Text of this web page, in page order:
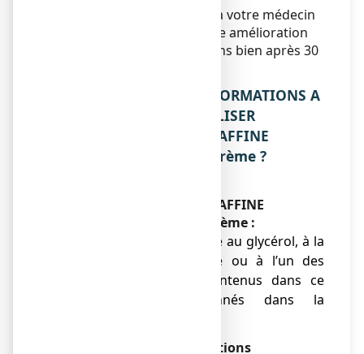
Vous devez vous adresser à votre médecin
si vous ne ressentez aucune amélioration
ou si vous vous sentez moins bien après 30
2. QUELLES SONT LES INFORMATIONS A
CONNAITRE AVANT D’UTILISER
GLYCEROL/VASELINE/PARAFFINE
CRISTERS 15 %/8 %/2 %, crème ?
GLYCEROL/VASELINE/PARAFFINE
CRISTERS 15 %/8 %/2 %, crème :
● si vous êtes allergique au glycérol, à la
vaseline, à la paraffine ou à l’un des
autres composants contenus dans ce
médicament, mentionnés dans la
Avertissements et précautions